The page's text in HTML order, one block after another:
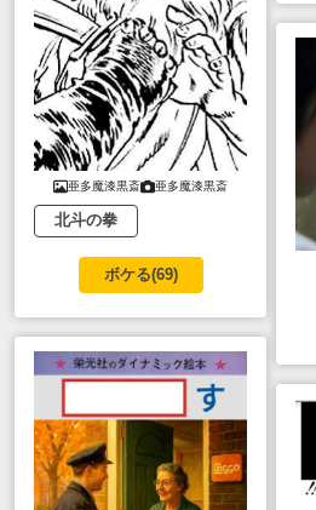
亜多魔漆黒斎 亜多魔漆黒斎
北斗の拳
ボケる(69)